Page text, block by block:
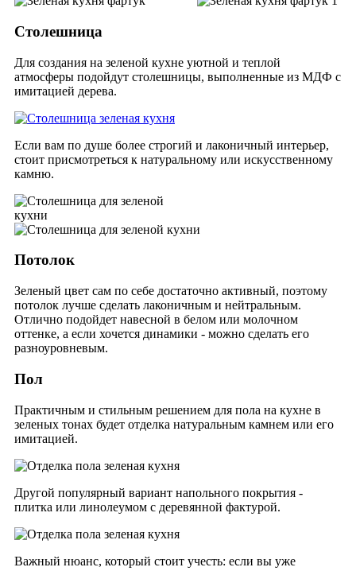
Столешница
Для создания на зеленой кухне уютной и теплой
атмосферы подойдут столешницы, выполненные из МДФ с
имитацией дерева.
Если вам по душе более строгий и лаконичный интерьер,
стоит присмотреться к натуральному или искусственному
камню.
Потолок
Зеленый цвет сам по себе достаточно активный, поэтому
потолок лучше сделать лаконичным и нейтральным.
Отлично подойдет навесной в белом или молочном
оттенке, а если хочется динамики - можно сделать его
разноуровневым.
Пол
Практичным и стильным решением для пола на кухне в
зеленых тонах будет отделка натуральным камнем или его
имитацией.
Другой популярный вариант напольного покрытия -
плитка или линолеумом с деревянной фактурой.
Важный нюанс, который стоит учесть: если вы уже